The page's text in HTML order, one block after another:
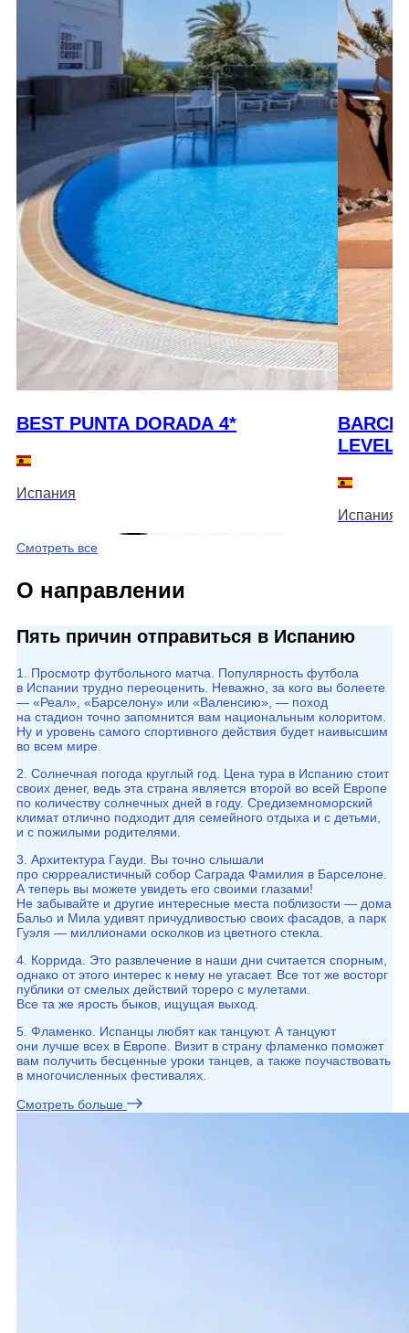
BEST PUNTA DORADA 4*
Испания
LEVEL
Испания
Смотреть все
О направлении
Пять причин отправиться в Испанию
1. Просмотр футбольного матча. Популярность футбола
в Испании трудно переоценить. Неважно, за кого вы болеете
— «Реал», «Барселону» или «Валенсию», — поход
на стадион точно запомнится вам национальным колоритом.
Ну и уровень самого спортивного действия будет наивысшим
во всем мире.
2. Солнечная погода круглый год. Цена тура в Испанию стоит
своих денег, ведь эта страна является второй во всей Европе
по количеству солнечных дней в году. Средиземноморский
климат отлично подходит для семейного отдыха и с детьми,
и с пожилыми родителями.
3. Архитектура Гауди. Вы точно слышали
про сюрреалистичный собор Саграда Фамилия в Барселоне.
А теперь вы можете увидеть его своими глазами!
Не забывайте и другие интересные места поблизости — дома
Бальо и Мила удивят причудливостью своих фасадов, а парк
Гуэля — миллионами осколков из цветного стекла.
4. Коррида. Это развлечение в наши дни считается спорным,
однако от этого интерес к нему не угасает. Все тот же восторг
публики от смелых действий тореро с мулетами.
Все та же ярость быков, ищущая выход.
5. Фламенко. Испанцы любят как танцуют. А танцуют
они лучше всех в Европе. Визит в страну фламенко поможет
вам получить бесценные уроки танцев, а также поучаствовать
в многочисленных фестивалях.
Смотреть больше